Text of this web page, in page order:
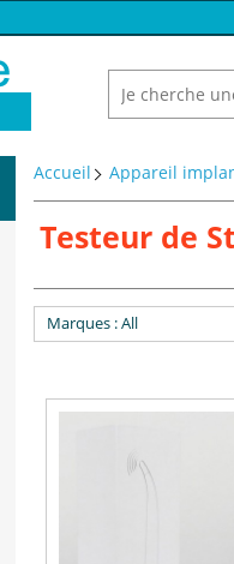
Accueil Appareil
Testeur de
Marques : All